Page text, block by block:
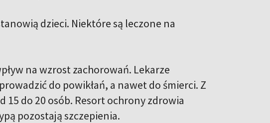
dzieci. Niektóre są leczone na
na wzrost zachorowań. Lekarze
do powikłań, a nawet do śmierci. Z
do 20 osób. Resort ochrony zdrowia
pozostają szczepienia.